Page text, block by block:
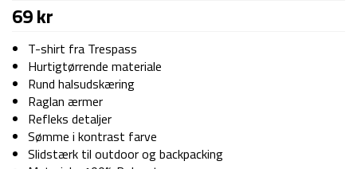
69kr
T-shirt fra Trespass
Hurtigtørrende materiale
Rund halsudskæring
Raglan ærmer
Refleks detaljer
Sømme i kontrast farve
Slidstærk til outdoor og backpacking